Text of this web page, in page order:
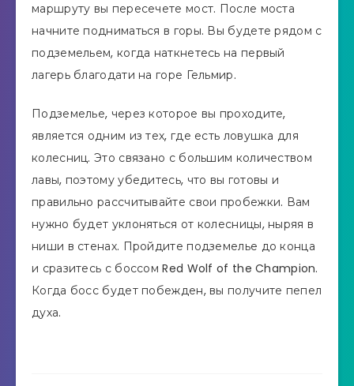
маршруту вы пересечете мост. После моста
начните подниматься в горы. Вы будете рядом с
подземельем, когда наткнетесь на первый
лагерь благодати на горе Гельмир.
Подземелье, через которое вы проходите,
является одним из тех, где есть ловушка для
колесниц. Это связано с большим количеством
лавы, поэтому убедитесь, что вы готовы и
правильно рассчитывайте свои пробежки. Вам
нужно будет уклоняться от колесницы, ныряя в
ниши в стенах. Пройдите подземелье до конца
и сразитесь с боссом Red Wolf of the Champion.
Когда босс будет побежден, вы получите пепел
духа.